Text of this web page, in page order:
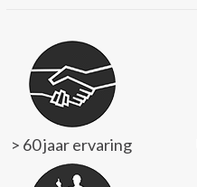
> 60 jaar ervaring